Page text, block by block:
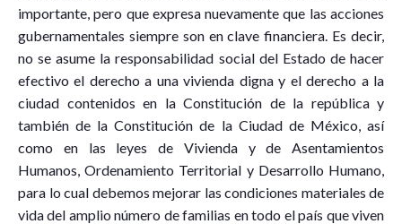
importante, pero que expresa nuevamente que las acciones
gubernamentales siempre son en clave financiera. Es decir,
no se asume la responsabilidad social del Estado de hacer
efectivo el derecho a una vivienda digna y el derecho a la
ciudad contenidos en la Constitución de la república y
también de la Constitución de la Ciudad de México, así
como en las leyes de Vivienda y de Asentamientos
Humanos, Ordenamiento Territorial y Desarrollo Humano,
para lo cual debemos mejorar las condiciones materiales de
vida del amplio número de familias en todo el país que viven